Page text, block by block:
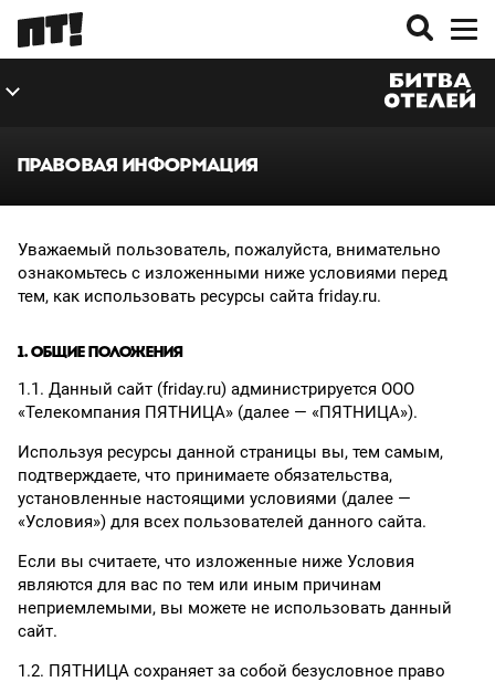
ПРАВОВАЯ ИНФОРМАЦИЯ
Уважаемый пользователь, пожалуйста, внимательно
ознакомьтесь с изложенными ниже условиями перед
тем, как использовать ресурсы сайта friday.ru.
1. ОБЩИЕ ПОЛОЖЕНИЯ
1.1. Данный сайт (friday.ru) администрируется ООО
«Телекомпания ПЯТНИЦА» (далее — «ПЯТНИЦА»).
Используя ресурсы данной страницы вы, тем самым,
подтверждаете, что принимаете обязательства,
установленные настоящими условиями (далее —
«Условия») для всех пользователей данного сайта.
Если вы считаете, что изложенные ниже Условия
являются для вас по тем или иным причинам
неприемлемыми, вы можете не использовать данный
сайт.
1.2. ПЯТНИЦА сохраняет за собой безусловное право